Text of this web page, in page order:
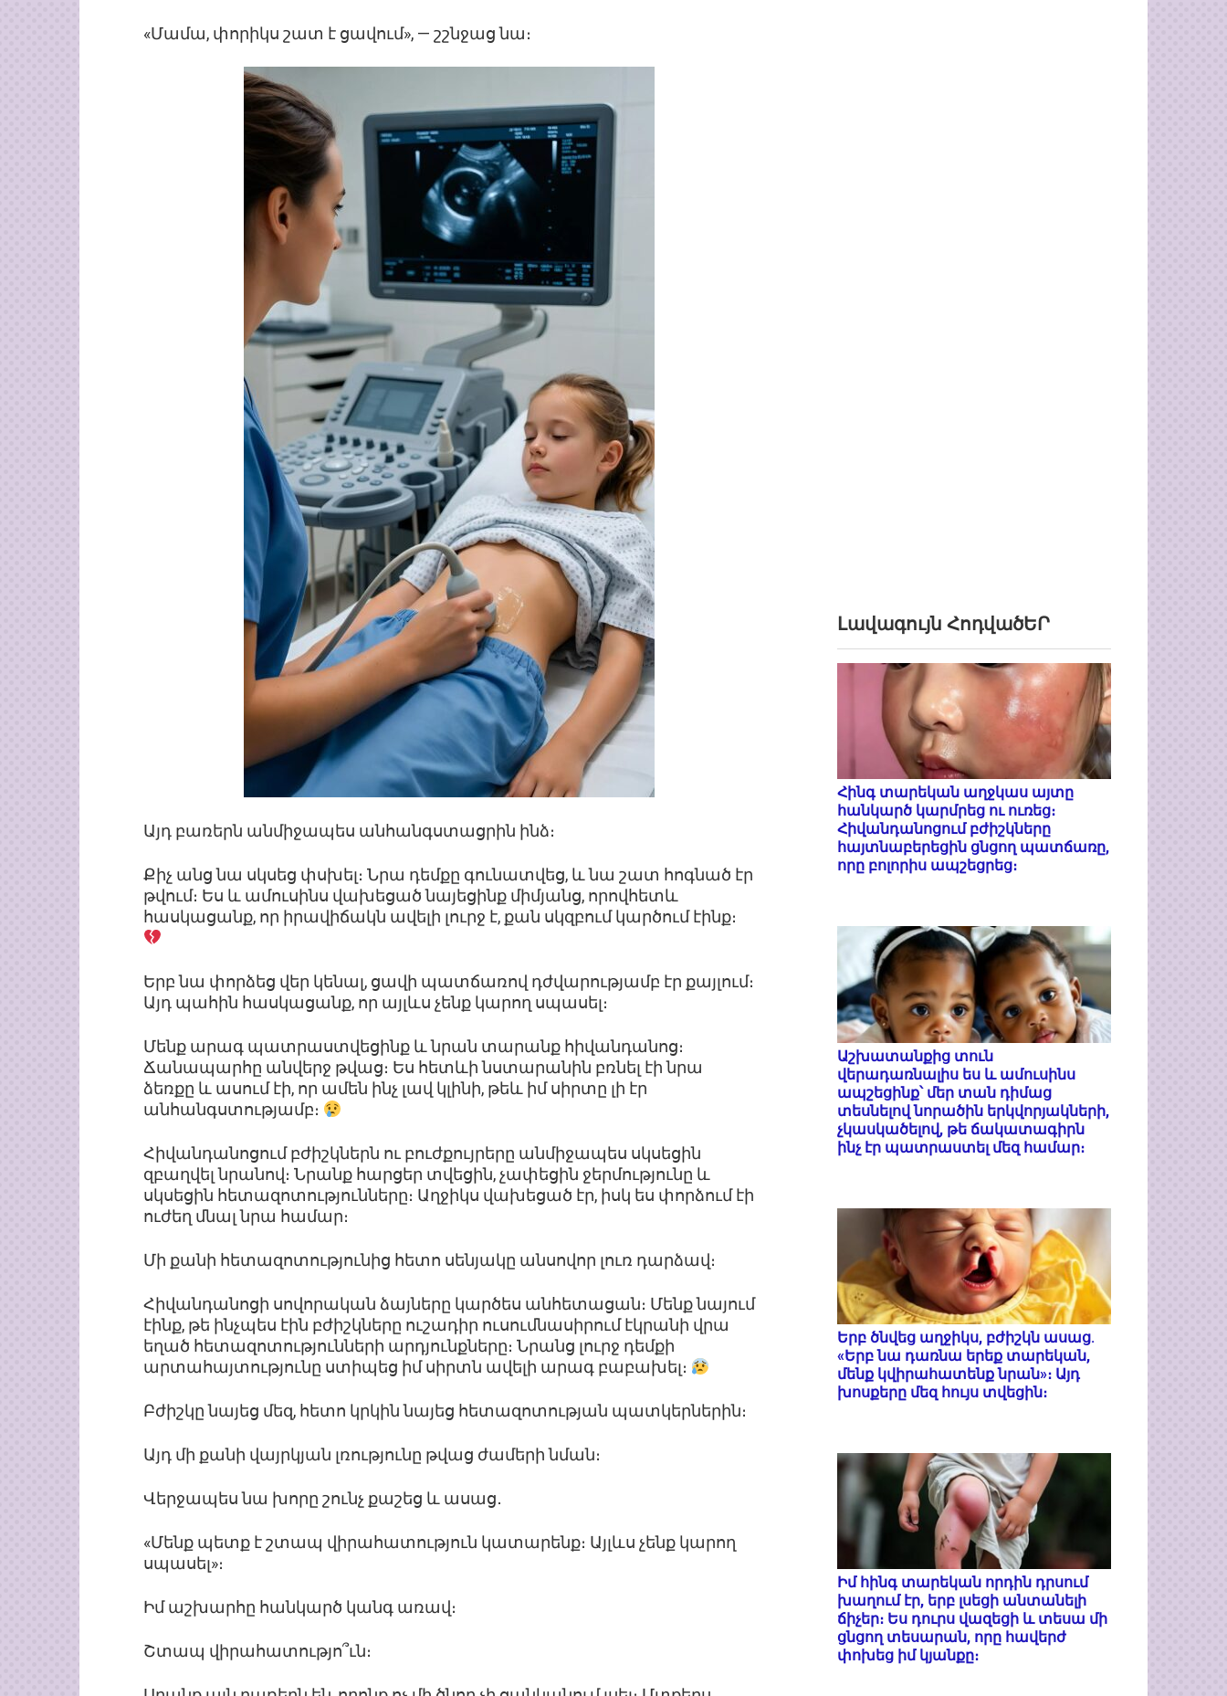
«Մամա, փորիկս շատ է ցավում», — շշնջաց նա։
Այդ բառերն անմիջապես անհանգստացրին ինձ։
Քիչ անց նա սկսեց փսխել։ Նրա դեմքը գունատվեց, և նա շատ հոգնած էր
թվում։ Ես և ամուսինս վախեցած նայեցինք միմյանց, որովհետև
հասկացանք, որ իրավիճակն ավելի լուրջ է, քան սկզբում կարծում էինք։
Երբ նա փորձեց վեր կենալ, ցավի պատճառով դժվարությամբ էր քայլում։
Այդ պահին հասկացանք, որ այլևս չենք կարող սպասել։
Մենք արագ պատրաստվեցինք և նրան տարանք հիվանդանոց։
Ճանապարհը անվերջ թվաց։ Ես հետևի նստարանին բռնել էի նրա
ձեռքը և ասում էի, որ ամեն ինչ լավ կլինի, թեև իմ սիրտը լի էր
անհանգստությամբ։
Հիվանդանոցում բժիշկներն ու բուժքույրերը անմիջապես սկսեցին
զբաղվել նրանով։ Նրանք հարցեր տվեցին, չափեցին ջերմությունը և
սկսեցին հետազոտությունները։ Աղջիկս վախեցած էր, իսկ ես փորձում էի
ուժեղ մնալ նրա համար։
Մի քանի հետազոտությունից հետո սենյակը անսովոր լուռ դարձավ։
Հիվանդանոցի սովորական ձայները կարծես անհետացան։ Մենք նայում
էինք, թե ինչպես էին բժիշկները ուշադիր ուսումնասիրում էկրանի վրա
եղած հետազոտությունների արդյունքները։ Նրանց լուրջ դեմքի
արտահայտությունը ստիպեց իմ սիրտն ավելի արագ բաբախել։
Բժիշկը նայեց մեզ, հետո կրկին նայեց հետազոտության պատկերներին։
Այդ մի քանի վայրկյան լռությունը թվաց ժամերի նման։
Վերջապես նա խորը շունչ քաշեց և ասաց․
«Մենք պետք է շտապ վիրահատություն կատարենք։ Այլևս չենք կարող
սպասել»։
Իմ աշխարհը հանկարծ կանգ առավ։
Շտապ վիրահատությո՞ւն։
Լավագույն ՀոդվածԵՐ
Հինգ տարեկան աղջկաս այտը
հանկարծ կարմրեց ու ուռեց։
Հիվանդանոցում բժիշկները
հայտնաբերեցին ցնցող պատճառը,
որը բոլորիս ապշեցրեց։
Աշխատանքից տուն
վերադառնալիս ես և ամուսինս
ապշեցինք՝ մեր տան դիմաց
տեսնելով նորածին երկվորյակների,
չկասկածելով, թե ճակատագիրն
ինչ էր պատրաստել մեզ համար։
Երբ ծնվեց աղջիկս, բժիշկն ասաց.
«Երբ նա դառնա երեք տարեկան,
մենք կվիրահատենք նրան»։ Այդ
խոսքերը մեզ հույս տվեցին։
Իմ հինգ տարեկան որդին դրսում
խաղում էր, երբ լսեցի անտանելի
ճիչեր։ Ես դուրս վազեցի և տեսա մի
ցնցող տեսարան, որը հավերժ
փոխեց իմ կյանքը։